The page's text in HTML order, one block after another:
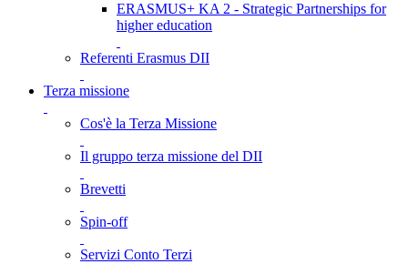
ERASMUS+ KA 2 - Strategic Partnerships for
higher education
Referenti Erasmus DII
Terza missione
Cos'è la Terza Missione
Il gruppo terza missione del DII
Brevetti
Spin-off
Servizi Conto Terzi